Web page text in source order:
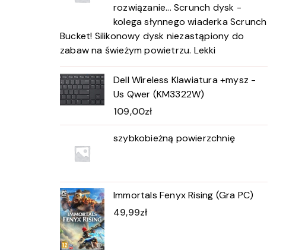
rozwiązanie... Scrunch dysk -
kolega słynnego wiaderka Scrunch
Bucket! Silikonowy dysk niezastąpiony do
zabaw na świeżym powietrzu. Lekki
Dell Wireless Klawiatura +mysz -
Us Qwer (KM3322W)
109,00zł
szybkobieżną powierzchnię
Immortals Fenyx Rising (Gra PC)
49,99zł